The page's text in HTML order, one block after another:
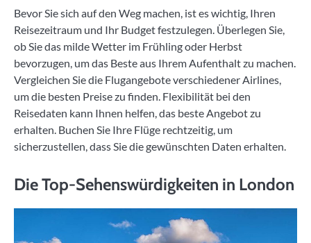
Bevor Sie sich auf den Weg machen, ist es wichtig, Ihren
Reisezeitraum und Ihr Budget festzulegen. Überlegen Sie,
ob Sie das milde Wetter im Frühling oder Herbst
bevorzugen, um das Beste aus Ihrem Aufenthalt zu machen.
Vergleichen Sie die Flugangebote verschiedener Airlines,
um die besten Preise zu finden. Flexibilität bei den
Reisedaten kann Ihnen helfen, das beste Angebot zu
erhalten. Buchen Sie Ihre Flüge rechtzeitig, um
sicherzustellen, dass Sie die gewünschten Daten erhalten.
Die Top-Sehenswürdigkeiten in London